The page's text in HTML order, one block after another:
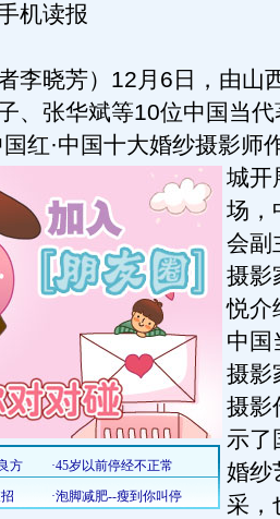
机读报
晓芳）12月6日，由山
、张华斌等10位中国当
红·中国十大婚纱摄影师
城开
场，
会副
摄影
悦介
中国
摄影
摄影
示了
婚纱
采，